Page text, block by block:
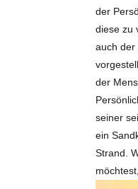
der
diese zu
auch der
der
seiner
ein
Strand.